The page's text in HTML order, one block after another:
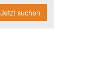
Jetzt suchen